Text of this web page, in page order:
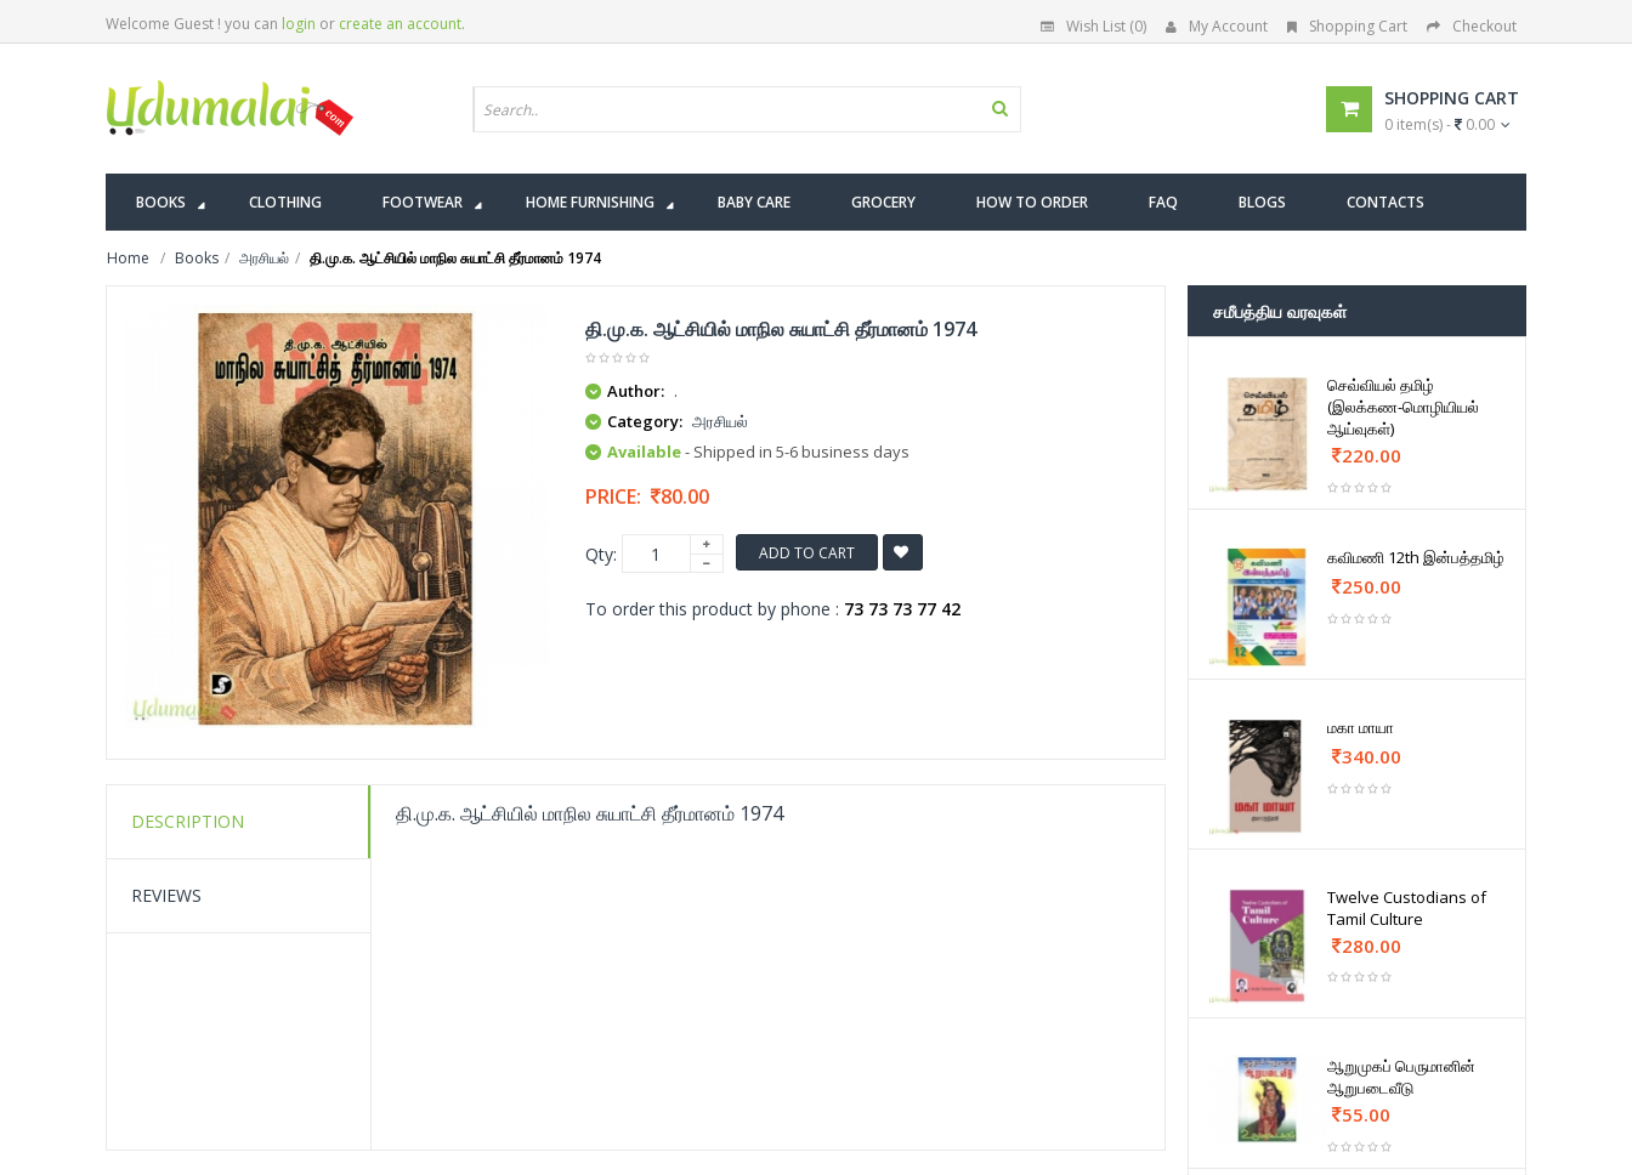
Welcome Guest ! you can login or create an account. Wish List (0) My Account Shopping Cart Checkout
SHOPPING CART
0 item(s) - 0.00
BOOKS CLOTHING FOOTWEAR HOME FURNISHING BABY CARE GROCERY HOW TO ORDER FAQ BLOGS CONTACTS
Home Books அரசியல் தி.மு.க. ஆட்சியில் மாநில சுயாட்சி தீர்மானம் 1974
தி.மு.க. ஆட்சியில் மாநில சுயாட்சி தீர்மானம் 1974
Author: .
Category: அரசியல்
Available- Shipped in 5-6 business days
PRICE: 80.00
Qty: ADD TO CART
To order this product by phone : 73 73 73 77 42
DESCRIPTION
REVIEWS
தி.மு.க. ஆட்சியில் மாநில சுயாட்சி தீர்மானம் 1974
சமீபத்திய வரவுகள்
செவ்வியல் தமிழ்
(இலக்கண-மொழியியல்
ஆய்வுகள்)
220.00
கவிமணி 12th இன்பத்தமிழ்
250.00
மகா மாயா
340.00
Twelve Custodians of
Tamil Culture
280.00
ஆறுமுகப் பெருமானின்
ஆறுபடைவீடு
55.00